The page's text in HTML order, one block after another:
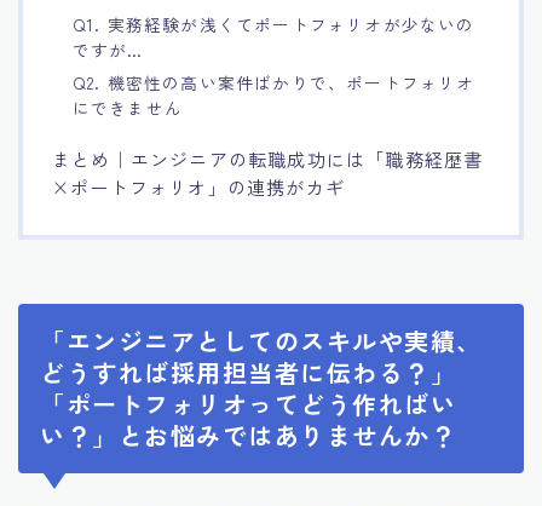
Q1. 実務経験が浅くてポートフォリオが少ないの
ですが…
Q2. 機密性の高い案件ばかりで、ポートフォリオ
にできません
まとめ｜エンジニアの転職成功には「職務経歴書
×ポートフォリオ」の連携がカギ
「エンジニアとしてのスキルや実績、
どうすれば採用担当者に伝わる？」
「ポートフォリオってどう作ればい
い？」とお悩みではありませんか？